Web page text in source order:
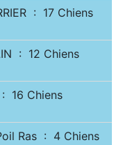
: 17 Chiens
: 12 Chiens
: 16 Chiens
Ras : 4 Chiens